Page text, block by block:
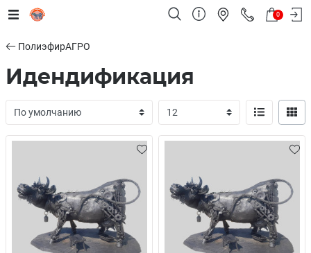
0
ПолиэфирАГРО
Идендификация